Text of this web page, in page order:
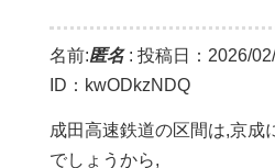
名前:匿名: 投稿日：2026/
ID：kwODkzNDQ
成田高速鉄道の区間は,京成
でしょうから,